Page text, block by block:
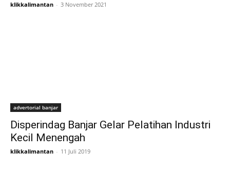
klikkalimantan - 3 November 2021
advertorial banjar
Disperindag Banjar Gelar Pelatihan Industri
Kecil Menengah
klikkalimantan - 11 Juli 2019